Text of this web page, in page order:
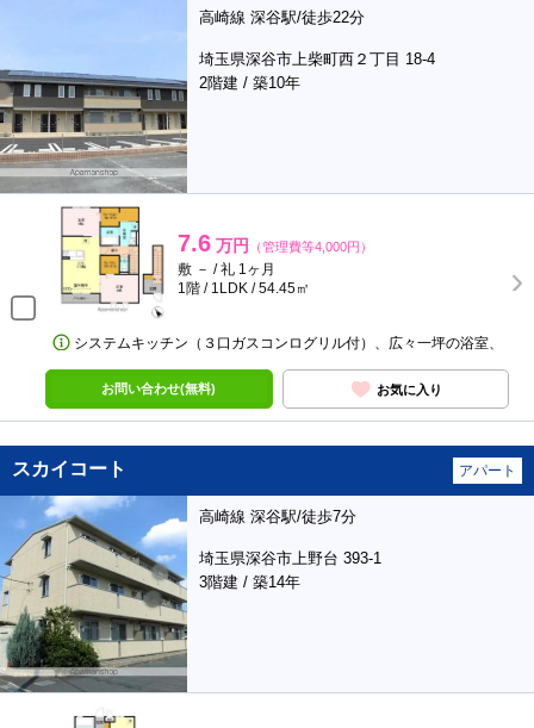
高崎線 深谷駅/徒歩22分
埼玉県深谷市上柴町西２丁目 18-4
2階建 / 築10年
7.6 万円 （管理費等4,000円）
敷 － / 礼 1ヶ月
1階 / 1LDK / 54.45㎡
システムキッチン（３口ガスコンログリル付）、広々一坪の浴室、
お問い合わせ(無料) お気に入り
スカイコート アパート
高崎線 深谷駅/徒歩7分
埼玉県深谷市上野台 393-1
3階建 / 築14年